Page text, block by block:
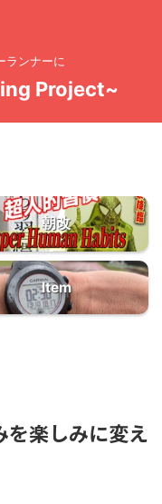
ランナーに
Project~
朝改
Item
を楽しみに変え